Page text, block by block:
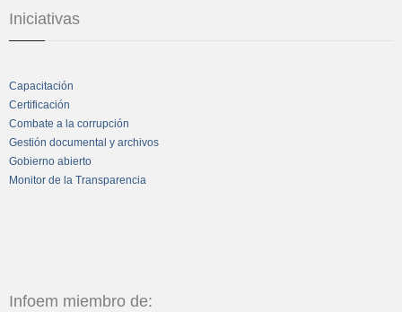
Iniciativas
Capacitación
Certificación
Combate a la corrupción
Gestión documental y archivos
Gobierno abierto
Monitor de la Transparencia
Infoem miembro de: